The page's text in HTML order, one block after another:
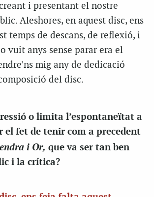
i presentant el nostre
Aleshores, en aquest disc, ens
temps de descans, de reflexió, i
vuit anys sense parar era el
mig any de dedicació
del disc.
o limita l’espontaneïtat a
el fet de tenir com a precedent
i Or, que va ser tan ben
i la crítica?